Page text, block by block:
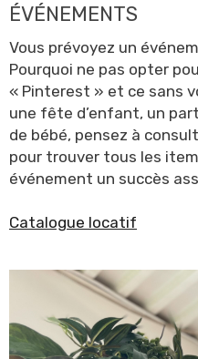
ÉVÉNEMENTS
Vous prévoyez un
Pourquoi ne pas opter
« Pinterest » et ce sans
une fête d’enfant, un
de bébé, pensez à
pour trouver tous les
événement un succès
Catalogue locatif